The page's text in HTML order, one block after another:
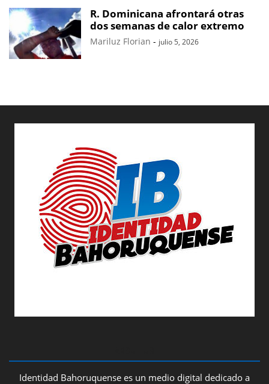
R. Dominicana afrontará otras
dos semanas de calor extremo
Mariluz Florian - julio 5, 2026
Identidad Bahoruquense es un medio digital dedicado a